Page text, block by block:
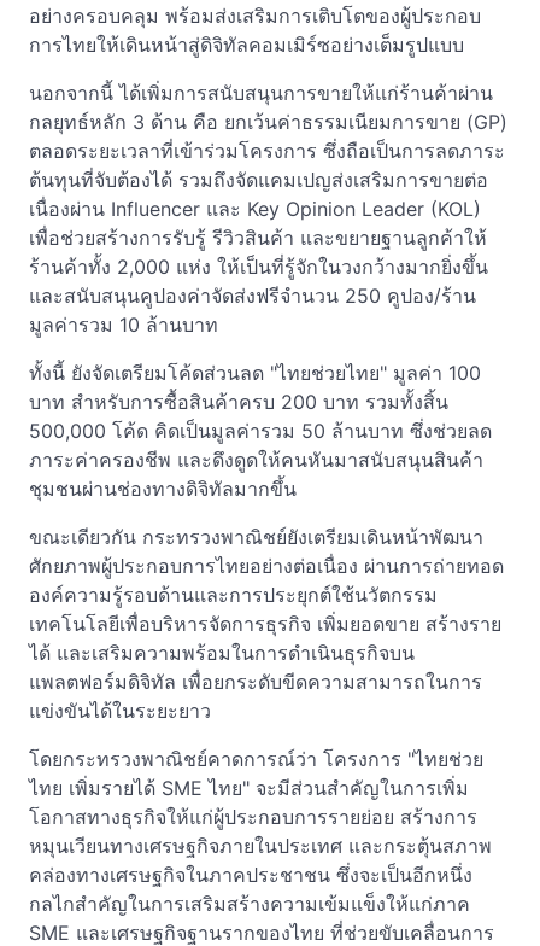
อย่างครอบคลุม พร้อมส่งเสริมการเติบโตของผู้ประกอบ
การไทยให้เดินหน้าสู่ดิจิทัลคอมเมิร์ซอย่างเต็มรูปแบบ
นอกจากนี้ ได้เพิ่มการสนับสนุนการขายให้แก่ร้านค้าผ่าน
กลยุทธ์หลัก 3 ด้าน คือ ยกเว้นค่าธรรมเนียมการขาย (GP)
ตลอดระยะเวลาที่เข้าร่วมโครงการ ซึ่งถือเป็นการลดภาระ
ต้นทุนที่จับต้องได้ รวมถึงจัดแคมเปญส่งเสริมการขายต่อ
เนื่องผ่าน Influencer และ Key Opinion Leader (KOL)
เพื่อช่วยสร้างการรับรู้ รีวิวสินค้า และขยายฐานลูกค้าให้
ร้านค้าทั้ง 2,000 แห่ง ให้เป็นที่รู้จักในวงกว้างมากยิ่งขึ้น
และสนับสนุนคูปองค่าจัดส่งฟรีจำนวน 250 คูปอง/ร้าน
มูลค่ารวม 10 ล้านบาท
ทั้งนี้ ยังจัดเตรียมโค้ดส่วนลด "ไทยช่วยไทย" มูลค่า 100
บาท สำหรับการซื้อสินค้าครบ 200 บาท รวมทั้งสิ้น
500,000 โค้ด คิดเป็นมูลค่ารวม 50 ล้านบาท ซึ่งช่วยลด
ภาระค่าครองชีพ และดึงดูดให้คนหันมาสนับสนุนสินค้า
ชุมชนผ่านช่องทางดิจิทัลมากขึ้น
ขณะเดียวกัน กระทรวงพาณิชย์ยังเตรียมเดินหน้าพัฒนา
ศักยภาพผู้ประกอบการไทยอย่างต่อเนื่อง ผ่านการถ่ายทอด
องค์ความรู้รอบด้านและการประยุกต์ใช้นวัตกรรม
เทคโนโลยีเพื่อบริหารจัดการธุรกิจ เพิ่มยอดขาย สร้างราย
ได้ และเสริมความพร้อมในการดำเนินธุรกิจบน
แพลตฟอร์มดิจิทัล เพื่อยกระดับขีดความสามารถในการ
แข่งขันได้ในระยะยาว
โดยกระทรวงพาณิชย์คาดการณ์ว่า โครงการ "ไทยช่วย
ไทย เพิ่มรายได้ SME ไทย" จะมีส่วนสำคัญในการเพิ่ม
โอกาสทางธุรกิจให้แก่ผู้ประกอบการรายย่อย สร้างการ
หมุนเวียนทางเศรษฐกิจภายในประเทศ และกระตุ้นสภาพ
คล่องทางเศรษฐกิจในภาคประชาชน ซึ่งจะเป็นอีกหนึ่ง
กลไกสำคัญในการเสริมสร้างความเข้มแข็งให้แก่ภาค
SME และเศรษฐกิจฐานรากของไทย ที่ช่วยขับเคลื่อนการ